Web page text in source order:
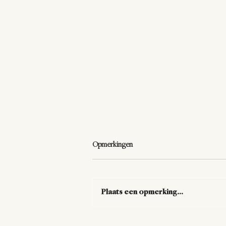
Opmerkingen
Plaats een opmerking...